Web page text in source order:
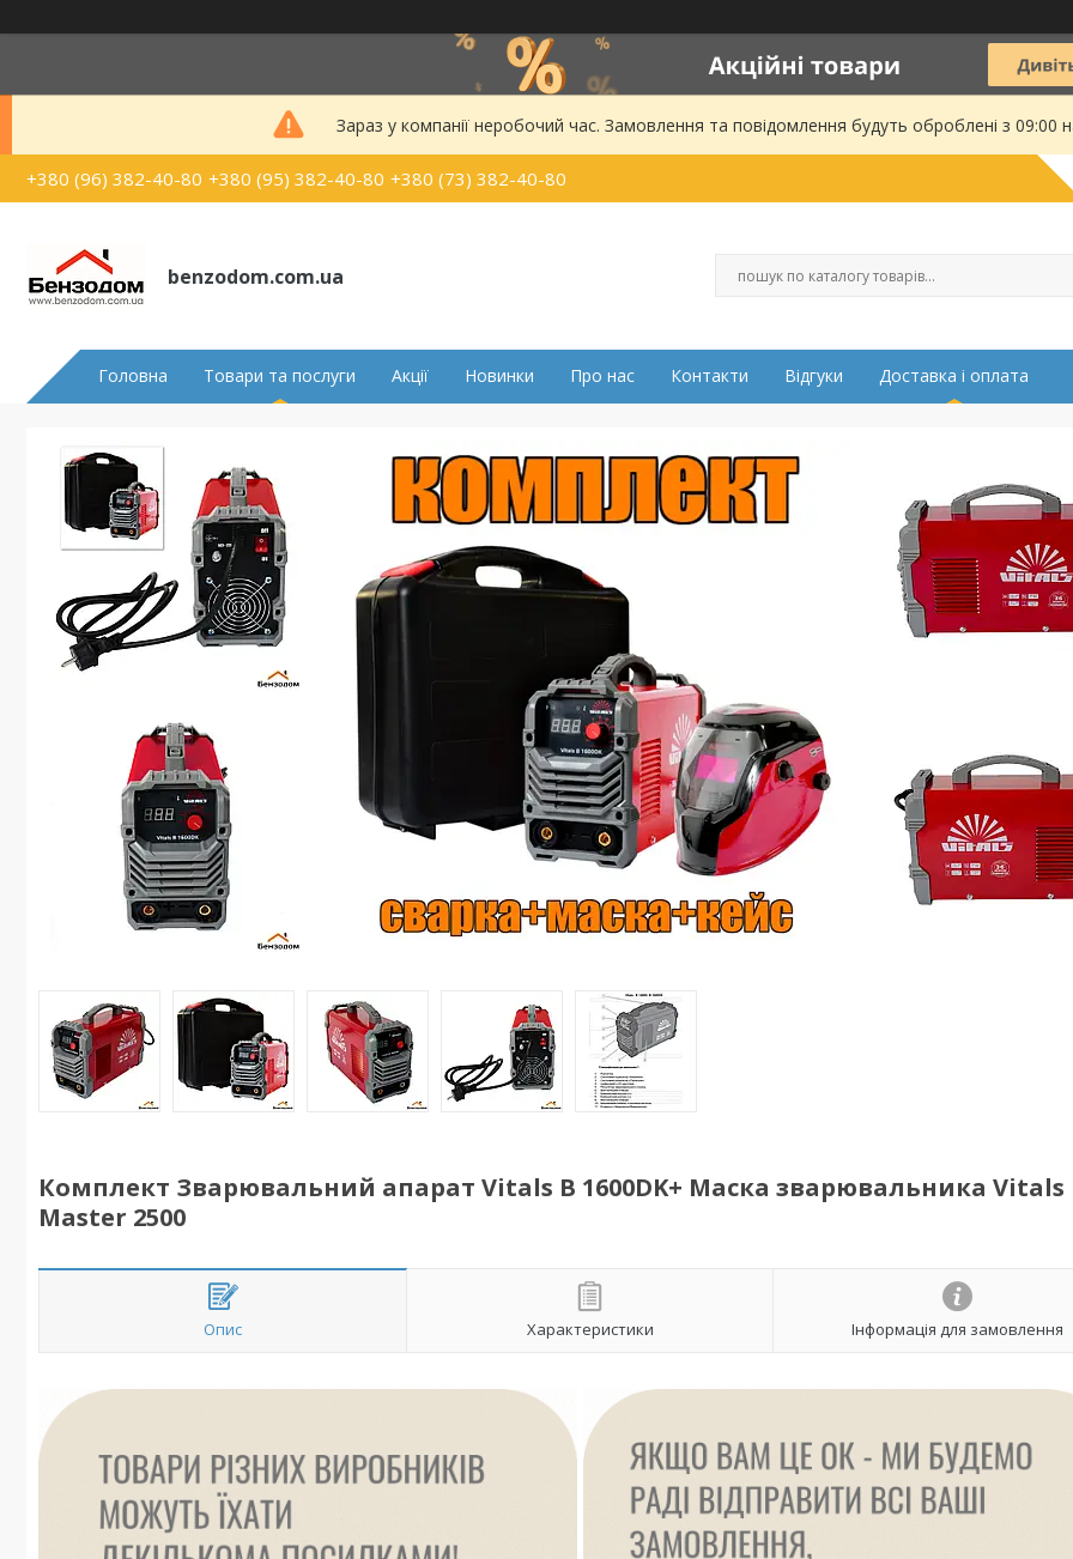
Зараз у компанії неробочий час. Замовлення та повідомлення будуть оброблені з
+380 (96) 382-40-80 +380 (95) 382-40-80 +380 (73) 382-40-80
benzodom.com.ua
Головна Товари та послуги Акції Новинки Про нас Контакти Відгуки Доставка і оплата
Комплект Зварювальний апарат Vitals B 1600DK+ Маска зварювальника Vitals
Master 2500
Опис Характеристики Інформація для замовлення